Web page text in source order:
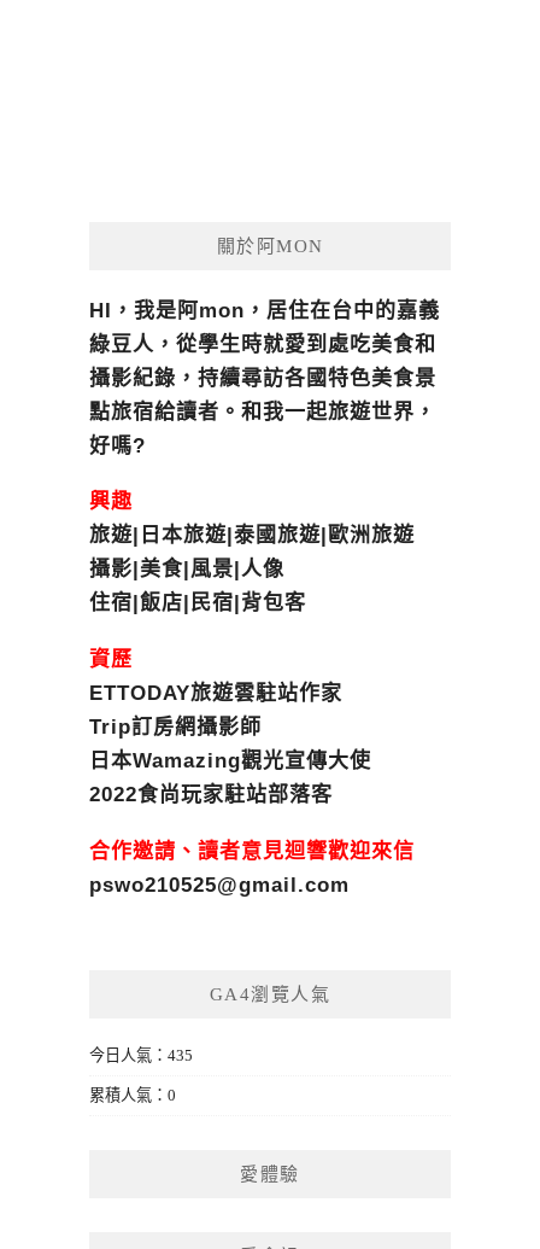
關於阿MON
HI，我是阿mon，居住在台中的嘉義
綠豆人，從學生時就愛到處吃美食和
攝影紀錄，持續尋訪各國特色美食景
點旅宿給讀者。和我一起旅遊世界，
好嗎?
興趣
旅遊|日本旅遊|泰國旅遊|歐洲旅遊
攝影|美食|風景|人像
住宿|飯店|民宿|背包客
資歷
ETTODAY旅遊雲駐站作家
Trip訂房網攝影師
日本Wamazing觀光宣傳大使
2022食尚玩家駐站部落客
合作邀請、讀者意見迴響歡迎來信
pswo210525@gmail.com
GA4瀏覽人氣
今日人氣：435
累積人氣：0
愛體驗